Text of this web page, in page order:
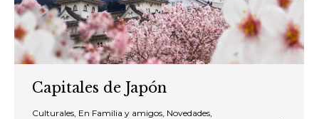
Capitales de Japón
Culturales En Familia y amigos Novedades